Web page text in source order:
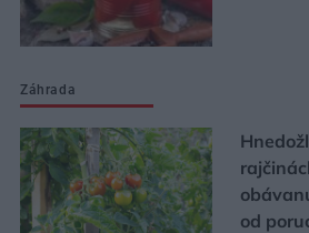
Záhrada
od